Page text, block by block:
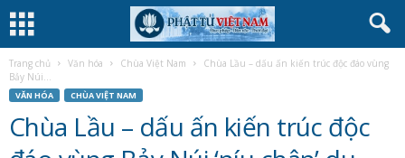
Trang chủ Văn hóa Chùa Việt Nam
Chùa Lầu – dấu ấn kiến trúc độc đáo vùng
Bảy Núi...
VĂN HÓA CHÙA VIỆT NAM
Chùa Lầu – dấu ấn kiến trúc độc